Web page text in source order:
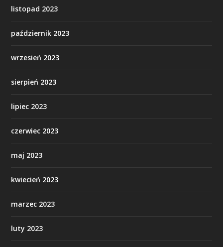
listopad 2023
październik 2023
wrzesień 2023
sierpień 2023
lipiec 2023
czerwiec 2023
maj 2023
kwiecień 2023
marzec 2023
luty 2023